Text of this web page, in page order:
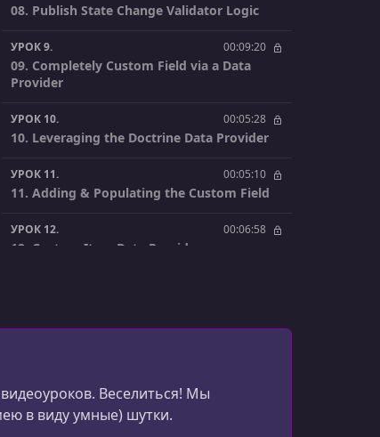
08. Publish State Change Validator Logic
УРОК 9. 00:09:20
09. Completely Custom Field via a Data
Provider
УРОК 10. 00:05:28
10. Leveraging the Doctrine Data Provider
УРОК 11. 00:05:10
11. Adding & Populating the Custom Field
УРОК 12. 00:06:58
12. Custom Item Data Provider
УРОК 15.
Веселиться! Мы
в виду умные) шутки.